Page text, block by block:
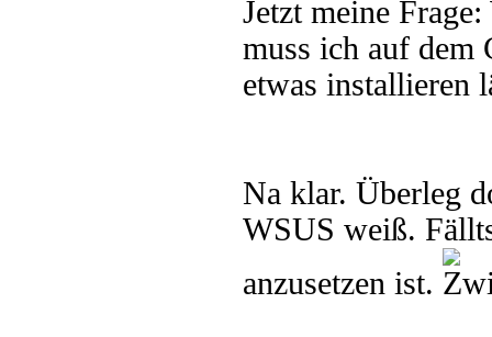
Jetzt meine
muss ich auf dem
etwas installieren
Na klar. Überleg
WSUS weiß.
anzusetzen ist.